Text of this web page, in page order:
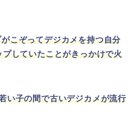
こぞってデジカメを持つ自分
していたことがきっかけで火
い子の間で古いデジカメが流行